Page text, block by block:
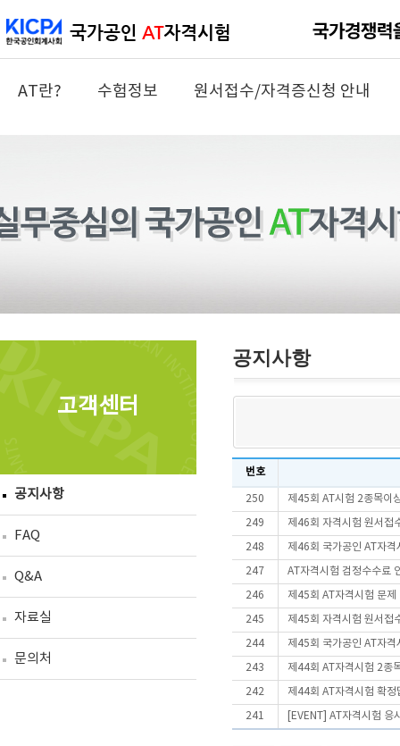
AT란? 수험정보 원서접수/자격증신청 안내
고객센터
공지사항
FAQ
Q&A
자료실
문의처
공지사항
번호
250 제45회 AT시험 2종목이
249 제46회 자격시험 원서접
248 제46회 국가공인 AT자격
247 AT자격시험 검정수수료
246 제45회 AT자격시험 문
245 제45회 자격시험 원서접
244 제45회 국가공인 AT자격
243 제44회 AT자격시험 2종
242 제44회 AT자격시험 확정
241 [EVENT] AT자격시험